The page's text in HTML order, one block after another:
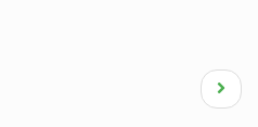
Next
page